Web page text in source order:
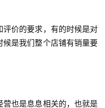
价的要求，有的时候是对
是我们整个店铺有销量要
也是息息相关的，也就是